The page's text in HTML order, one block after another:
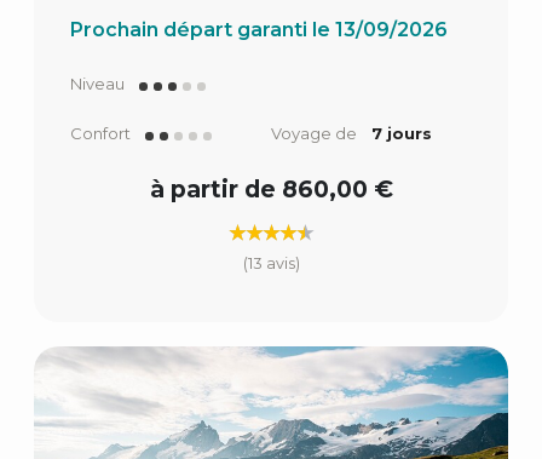
Prochain départ garanti le 13/09/2026
Niveau
Confort Voyage de 7 jours
à partir de 860,00 €
(13 avis)